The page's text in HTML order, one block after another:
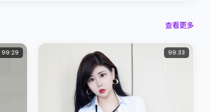
查看更多
99:29 99:33